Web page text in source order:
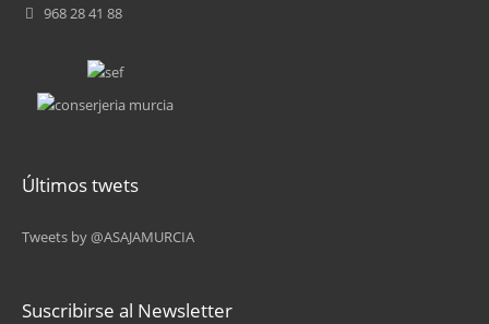
5
siguiente ›
968 28 41 88
Últimos twets
Tweets by @ASAJAMURCIA
Suscribirse al Newsletter